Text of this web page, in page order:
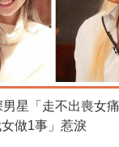
星「走不出喪女
做1事」惹淚